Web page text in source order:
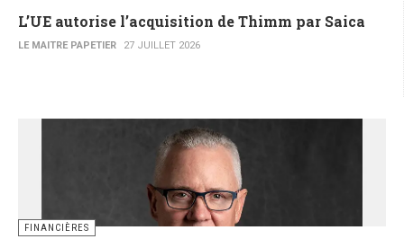
L’UE autorise l’acquisition de Thimm par Saica
LE MAITRE PAPETIER 27 JUILLET 2026
FINANCIÈRES